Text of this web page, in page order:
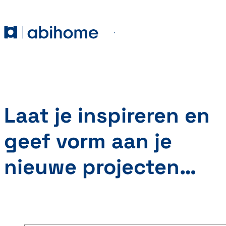
Abihome
Laat je inspireren en
geef vorm aan je
nieuwe projecten…